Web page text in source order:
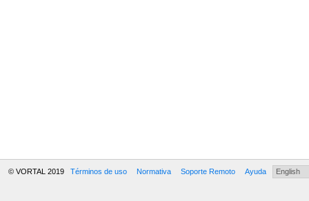
© VORTAL 2019 Términos de uso Normativa Soporte Remoto Ayuda